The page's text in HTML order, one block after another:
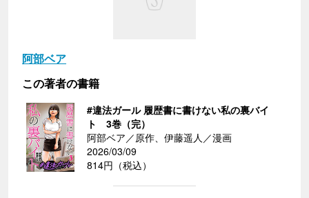
阿部ベア
この著者の書籍
#違法ガール 履歴書に書けない私の裏バイ
ト 3巻（完）
阿部ベア／原作、伊藤遥人／漫画
2026/03/09
814円（税込）